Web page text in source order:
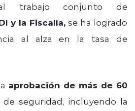
trabajo conjunto de
y la Fiscalía, se ha logrado
al alza en la tasa de
aprobación de más de 60
seguridad, incluyendo la